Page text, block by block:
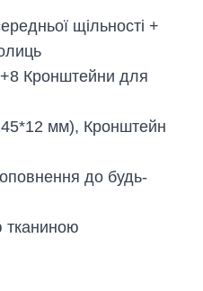
щільності +
Кронштейни для
мм), Кронштейн
до будь-
тканиною